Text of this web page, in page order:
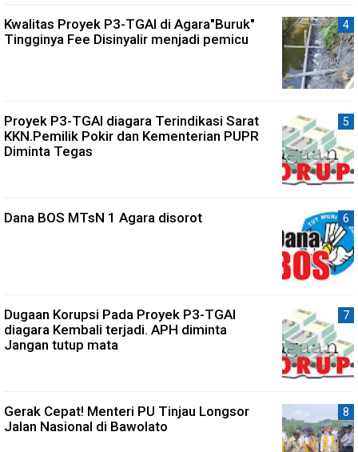
Kwalitas Proyek P3-TGAI di Agara"Buruk"
Tingginya Fee Disinyalir menjadi pemicu
Proyek P3-TGAI diagara Terindikasi Sarat
KKN.Pemilik Pokir dan Kementerian PUPR
Diminta Tegas
Dana BOS MTsN 1 Agara disorot
Dugaan Korupsi Pada Proyek P3-TGAI
diagara Kembali terjadi. APH diminta
Jangan tutup mata
Gerak Cepat! Menteri PU Tinjau Longsor
Jalan Nasional di Bawolato